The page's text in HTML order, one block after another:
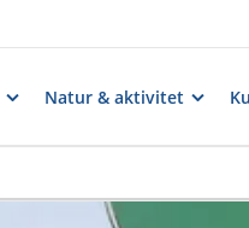
Natur & aktivitet